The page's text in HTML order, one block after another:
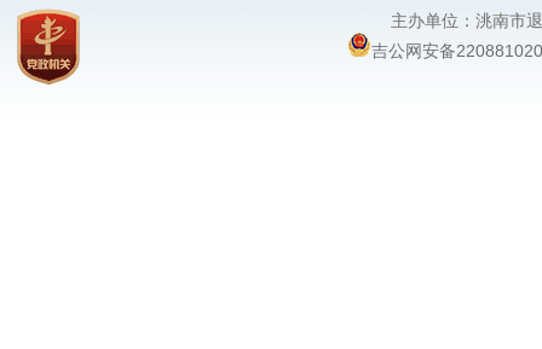
主办单位：洮南
吉公网安备